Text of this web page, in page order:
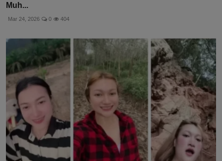
Muh...
Mar 24, 2026 0 404